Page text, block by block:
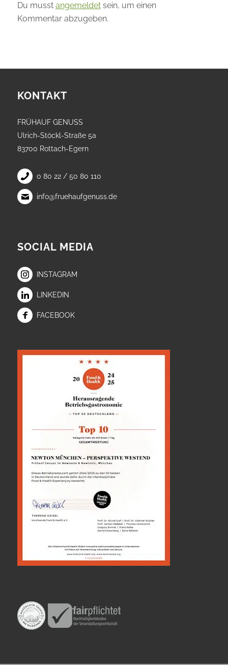
Du musst angemeldetsein, um einen
Kommentar abzugeben.
KONTAKT
FRÜHAUF GENUSS
Ulrich-Stöckl-Straße 5a
83700 Rottach-Egern
0 80 22 / 50 80 110
info@fruehaufgenuss.de
SOCIAL MEDIA
INSTAGRAM
LINKEDIN
FACEBOOK